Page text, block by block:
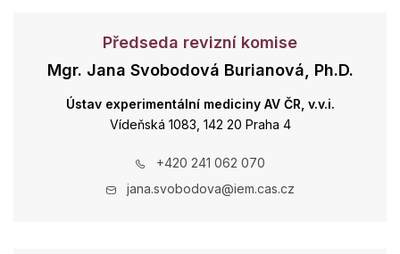
Předseda revizní komise
Mgr. Jana Svobodová Burianová, Ph.D.
Ústav experimentální mediciny AV ČR, v.v.i.
Vídeňská 1083, 142 20 Praha 4
+420 241 062 070
jana.svobodova@iem.cas.cz